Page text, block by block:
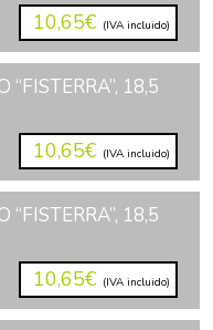
10,65€ (IVA incluido)
“FISTERRA”, 18,5
10,65€ (IVA incluido)
“FISTERRA”, 18,5
10,65€ (IVA incluido)